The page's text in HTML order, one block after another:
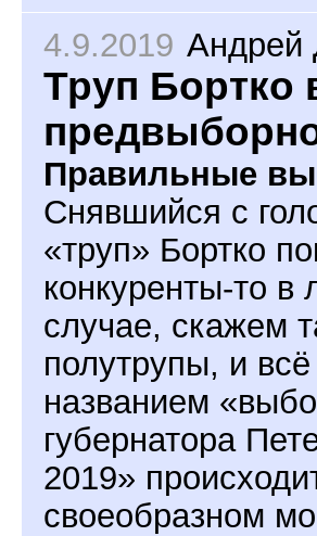
4.9.2019 Андрей
Труп
Правильные
Снявшийся с
«труп» Бортко
конкуренты-то в
случае, скажем
полутрупы, и
названием
губернатора
2019»
своеобразном